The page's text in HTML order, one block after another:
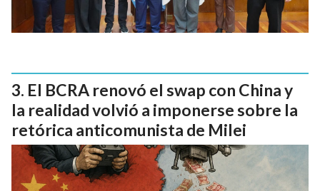
El BCRA renovó el swap con China y
la realidad volvió a imponerse sobre la
retórica anticomunista de Milei